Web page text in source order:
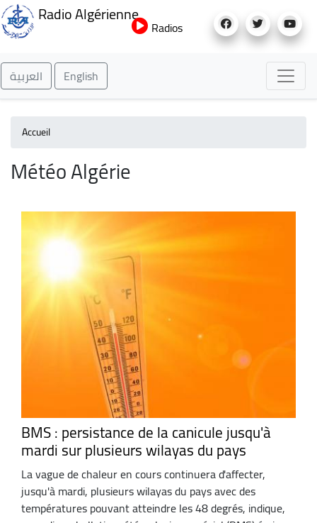
au
Radio Algérienne
Radios
العربية English
Accueil
Météo Algérie
BMS : persistance de la canicule jusqu'à
mardi sur plusieurs wilayas du pays
La vague de chaleur en cours continuera d'affecter,
jusqu'à mardi, plusieurs wilayas du pays avec des
températures pouvant atteindre les 48 degrés, indique,